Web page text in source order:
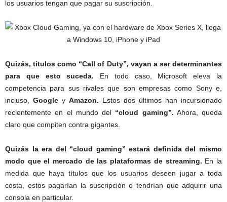
los usuarios tengan que pagar su suscripción.
Quizás, títulos como “Call of Duty”, vayan a ser determinantes
para que esto suceda. En todo caso, Microsoft eleva la
competencia para sus rivales que son empresas como Sony e,
incluso, Google y Amazon. Estos dos últimos han incursionado
recientemente en el mundo del “cloud gaming”. Ahora, queda
claro que compiten contra gigantes.
Quizás la era del “cloud gaming” estará definida del mismo
modo que el mercado de las plataformas de streaming. En la
medida que haya títulos que los usuarios deseen jugar a toda
costa, estos pagarían la suscripción o tendrían que adquirir una
consola en particular.